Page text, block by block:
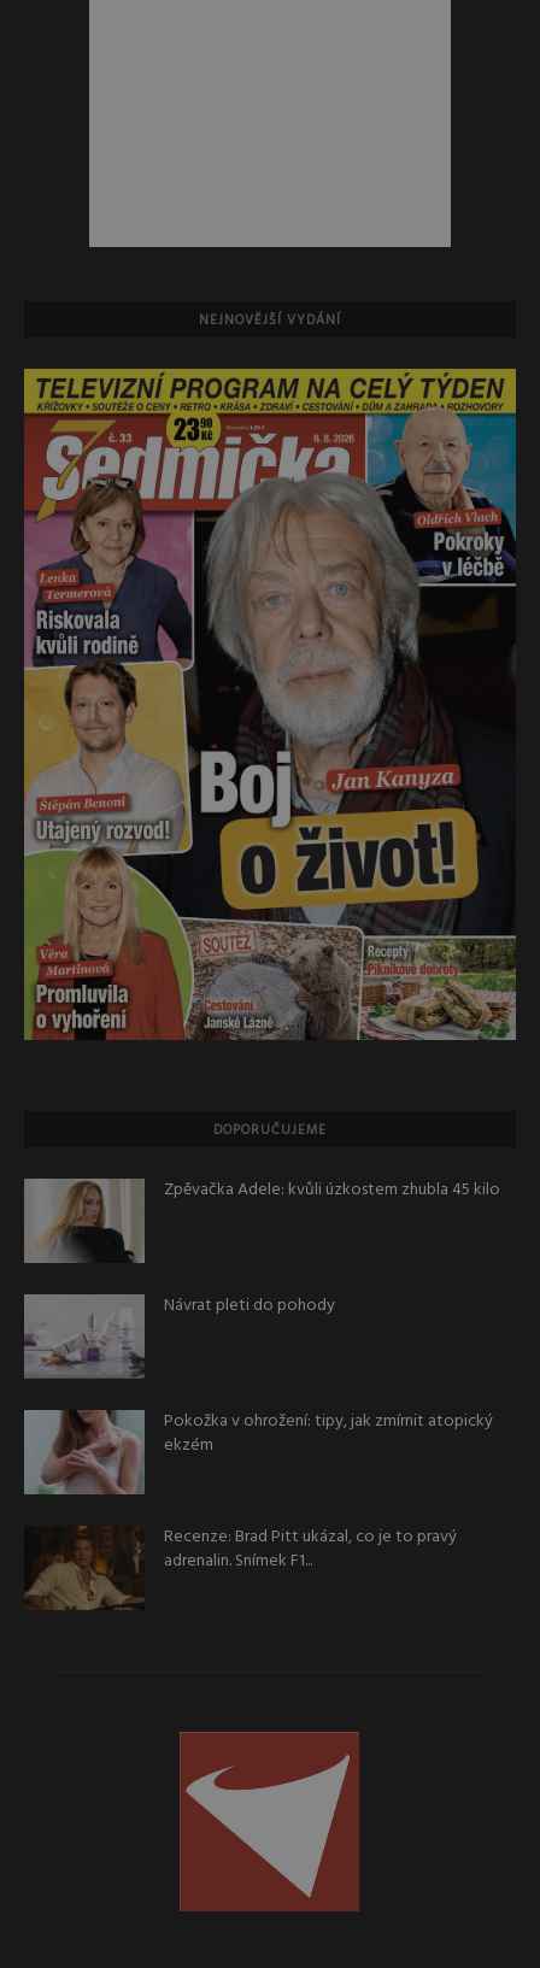
NEJNOVĚJŠÍ VYDÁNÍ
DOPORUČUJEME
Zpěvačka Adele: kvůli úzkostem zhubla 45 kilo
Návrat pleti do pohody
Pokožka v ohrožení: tipy, jak zmírnit atopický
ekzém
Recenze: Brad Pitt ukázal, co je to pravý
adrenalin. Snímek F1...